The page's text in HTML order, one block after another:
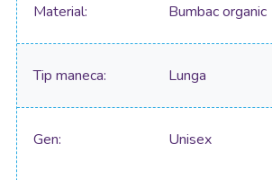
Material Bumbac organic
Tip maneca Lunga
Gen Unisex